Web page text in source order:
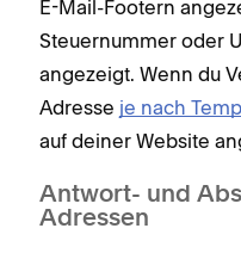
E-Mail-Footern
Steuernummer oder
angezeigt. Wenn du
Adresse je nach
auf deiner Website
Antwort- und
Adressen